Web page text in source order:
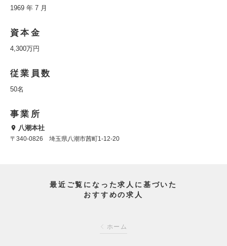
1969 年 7 月
資本金
4,300万円
従業員数
50名
事業所
八潮本社
〒340-0826 埼玉県八潮市茜町1-12-20
最近ご覧になった求人に基づいた
おすすめの求人
ホーム